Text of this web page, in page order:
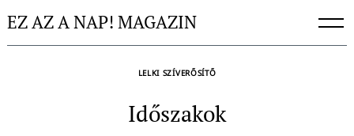
toEZ AZ A NAP! MAGAZIN
LELKI SZÍVERŐSÍTŐ
Időszakok